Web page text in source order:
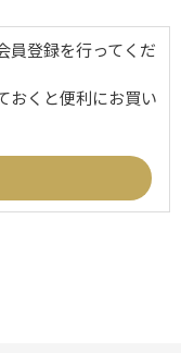
員登録を行ってくだ
おくと便利にお買い